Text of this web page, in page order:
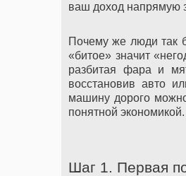
ваш доход напрямую
Почему же люди так
«битое» значит
разбитая фара и
восстановив авто
машину дорого
понятной экономикой.
Шаг 1. Первая